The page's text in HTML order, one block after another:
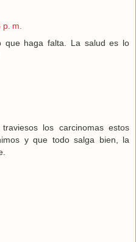
p. m.
que haga falta. La salud es lo
los carcinomas estos
y que todo salga bien, la